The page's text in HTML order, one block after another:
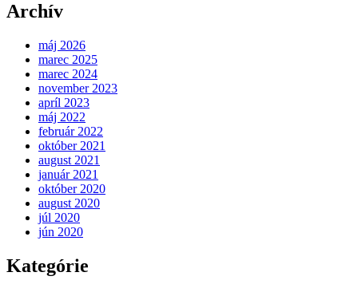
Archív
máj 2026
marec 2025
marec 2024
november 2023
apríl 2023
máj 2022
február 2022
október 2021
august 2021
január 2021
október 2020
august 2020
júl 2020
jún 2020
Kategórie